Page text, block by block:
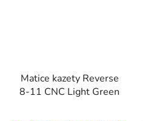
Matice kazety Reverse
8-11 CNC Light Green